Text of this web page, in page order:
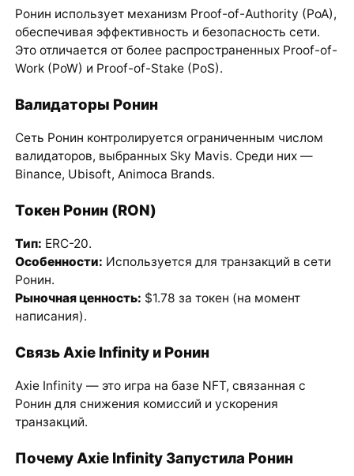
Ронин использует механизм Proof-of-Authority (PoA),
обеспечивая эффективность и безопасность сети.
Это отличается от более распространенных Proof-of-
Work (PoW) и Proof-of-Stake (PoS).
Валидаторы Ронин
Сеть Ронин контролируется ограниченным числом
валидаторов, выбранных Sky Mavis. Среди них —
Binance, Ubisoft, Animoca Brands.
Токен Ронин (RON)
Тип: ERC-20.
Особенности: Используется для транзакций в сети
Ронин.
Рыночная ценность: $1.78 за токен (на момент
написания).
Связь Axie Infinity и Ронин
Axie Infinity — это игра на базе NFT, связанная с
Ронин для снижения комиссий и ускорения
транзакций.
Почему Axie Infinity Запустила Ронин